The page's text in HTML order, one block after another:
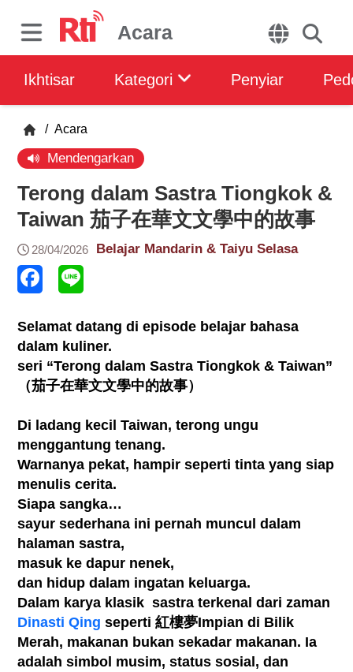
Acara
Ikhtisar Kategori Penyiar
/ Acara
Mendengarkan
Terong dalam Sastra Tiongkok &
Taiwan 茄子在華文文學中的故事
28/04/2026 Belajar Mandarin & Taiyu Selasa
Selamat datang di episode belajar bahasa
dalam kuliner.
seri “Terong dalam Sastra Tiongkok & Taiwan”
（茄子在華文文學中的故事）
Di ladang kecil Taiwan, terong ungu
menggantung tenang.
Warnanya pekat, hampir seperti tinta yang siap
menulis cerita.
Siapa sangka…
sayur sederhana ini pernah muncul dalam
halaman sastra,
masuk ke dapur nenek,
dan hidup dalam ingatan keluarga.
Dalam karya klasik sastra terkenal dari zaman
Dinasti Qing seperti紅樓夢Impian di Bilik
Merah, makanan bukan sekadar makanan. Ia
adalah simbol musim, status sosial, dan